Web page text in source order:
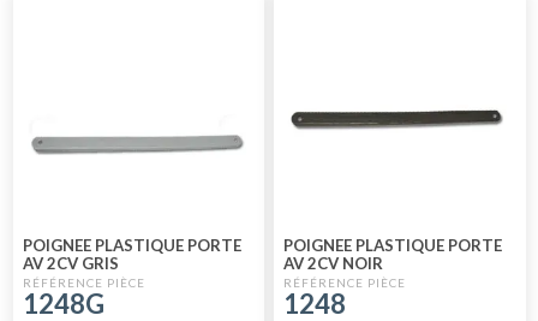
POIGNEE PLASTIQUE PORTE
AV 2CV GRIS
1248G
POIGNEE PLASTIQUE PORTE
AV 2CV NOIR
1248